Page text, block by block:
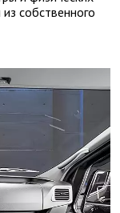
собственного